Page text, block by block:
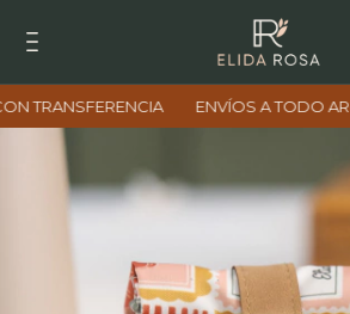
ENVÍOS A TODO ARGENTINA